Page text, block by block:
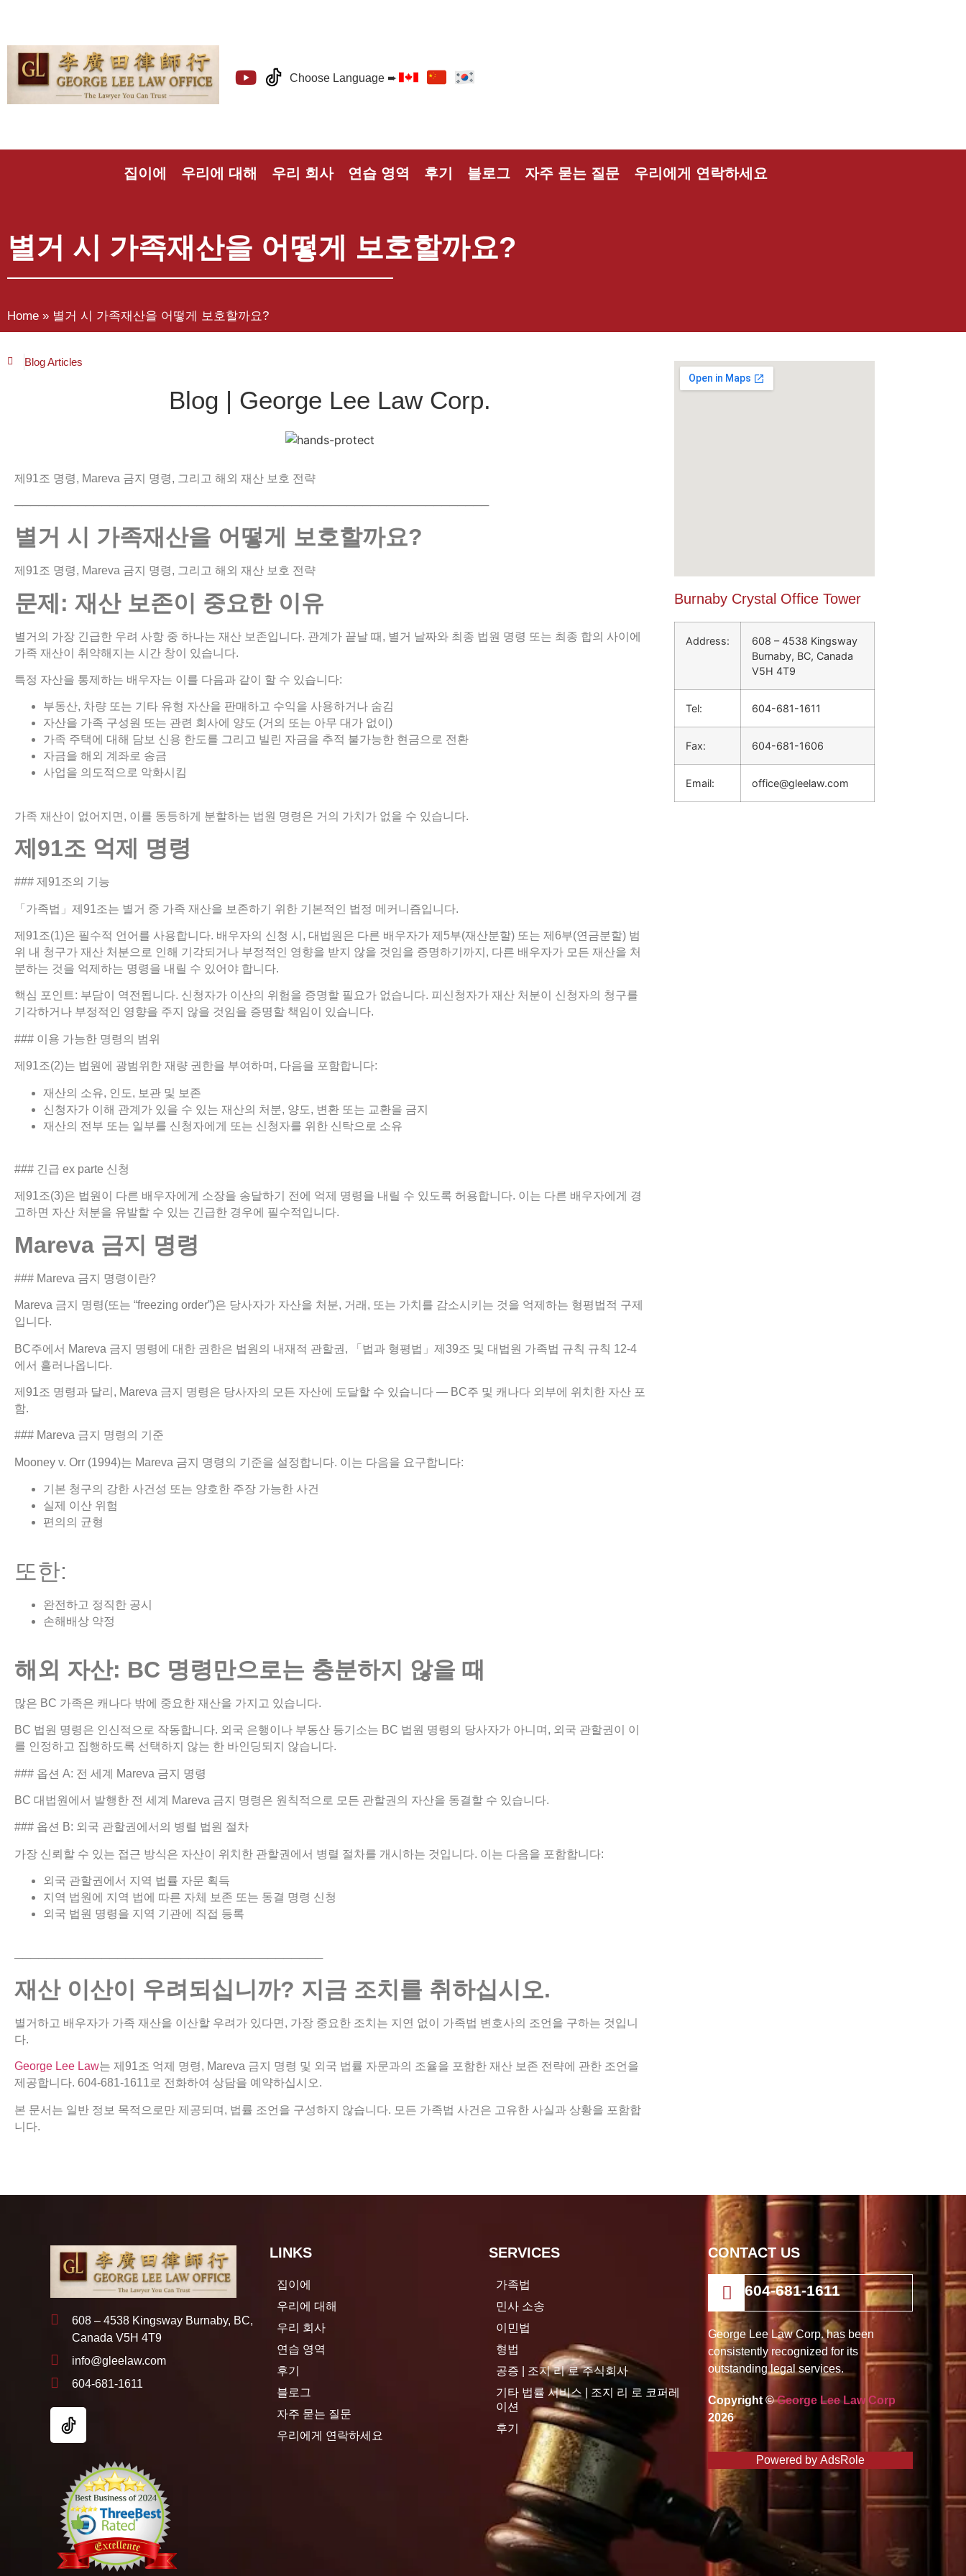
Choose Language ➨
집이에 우리에 대해 우리 회사 연습 영역 후기 블로그 자주 묻는 질문 우리에게 연락하세요
별거 시 가족재산을 어떻게 보호할까요?
Home » 별거 시 가족재산을 어떻게 보호할까요?
Blog Articles
Blog | George Lee Law Corp.
제91조 명령, Mareva 금지 명령, 그리고 해외 재산 보호 전략
────────────────────────────────────────────────────────────
별거 시 가족재산을 어떻게 보호할까요?
제91조 명령, Mareva 금지 명령, 그리고 해외 재산 보호 전략
문제 : 재산 보존이 중요한 이유
별거의 가장 긴급한 우려 사항 중 하나는 재산 보존입니다. 관계가 끝날 때, 별거 날짜와 최종 법원 명령 또는 최종 합의 사이에
가족 재산이 취약해지는 시간 창이 있습니다.
특정 자산을 통제하는 배우자는 이를 다음과 같이 할 수 있습니다:
부동산, 차량 또는 기타 유형 자산을 판매하고 수익을 사용하거나 숨김
자산을 가족 구성원 또는 관련 회사에 양도 (거의 또는 아무 대가 없이)
가족 주택에 대해 담보 신용 한도를 그리고 빌린 자금을 추적 불가능한 현금으로 전환
자금을 해외 계좌로 송금
사업을 의도적으로 악화시킴
가족 재산이 없어지면, 이를 동등하게 분할하는 법원 명령은 거의 가치가 없을 수 있습니다.
제 91조 억제 명령
### 제91조의 기능
「가족법」제91조는 별거 중 가족 재산을 보존하기 위한 기본적인 법정 메커니즘입니다.
제91조(1)은 필수적 언어를 사용합니다. 배우자의 신청 시, 대법원은 다른 배우자가 제5부(재산분할) 또는 제6부(연금분할) 범
위 내 청구가 재산 처분으로 인해 기각되거나 부정적인 영향을 받지 않을 것임을 증명하기까지, 다른 배우자가 모든 재산을 처
분하는 것을 억제하는 명령을 내릴 수 있어야 합니다.
핵심 포인트: 부담이 역전됩니다. 신청자가 이산의 위험을 증명할 필요가 없습니다. 피신청자가 재산 처분이 신청자의 청구를
기각하거나 부정적인 영향을 주지 않을 것임을 증명할 책임이 있습니다.
### 이용 가능한 명령의 범위
제91조(2)는 법원에 광범위한 재량 권한을 부여하며, 다음을 포함합니다:
재산의 소유, 인도, 보관 및 보존
신청자가 이해 관계가 있을 수 있는 재산의 처분, 양도, 변환 또는 교환을 금지
재산의 전부 또는 일부를 신청자에게 또는 신청자를 위한 신탁으로 소유
### 긴급 ex parte 신청
제91조(3)은 법원이 다른 배우자에게 소장을 송달하기 전에 억제 명령을 내릴 수 있도록 허용합니다. 이는 다른 배우자에게 경
고하면 자산 처분을 유발할 수 있는 긴급한 경우에 필수적입니다.
Mareva 금지 명령
### Mareva 금지 명령이란?
Mareva 금지 명령(또는 “freezing order”)은 당사자가 자산을 처분, 거래, 또는 가치를 감소시키는 것을 억제하는 형평법적 구제
입니다.
BC주에서 Mareva 금지 명령에 대한 권한은 법원의 내재적 관할권, 「법과 형평법」제39조 및 대법원 가족법 규칙 규칙 12-4
에서 흘러나옵니다.
제91조 명령과 달리, Mareva 금지 명령은 당사자의 모든 자산에 도달할 수 있습니다 — BC주 및 캐나다 외부에 위치한 자산 포
함.
### Mareva 금지 명령의 기준
Mooney v. Orr (1994)는 Mareva 금지 명령의 기준을 설정합니다. 이는 다음을 요구합니다:
기본 청구의 강한 사건성 또는 양호한 주장 가능한 사건
실제 이산 위험
편의의 균형
또한:
완전하고 정직한 공시
손해배상 약정
해외 자산: BC 명령만으로는 충분하지 않을 때
많은 BC 가족은 캐나다 밖에 중요한 재산을 가지고 있습니다.
BC 법원 명령은 인신적으로 작동합니다. 외국 은행이나 부동산 등기소는 BC 법원 명령의 당사자가 아니며, 외국 관할권이 이
를 인정하고 집행하도록 선택하지 않는 한 바인딩되지 않습니다.
### 옵션 A: 전 세계 Mareva 금지 명령
BC 대법원에서 발행한 전 세계 Mareva 금지 명령은 원칙적으로 모든 관할권의 자산을 동결할 수 있습니다.
### 옵션 B: 외국 관할권에서의 병렬 법원 절차
가장 신뢰할 수 있는 접근 방식은 자산이 위치한 관할권에서 병렬 절차를 개시하는 것입니다. 이는 다음을 포함합니다:
외국 관할권에서 지역 법률 자문 획득
지역 법원에 지역 법에 따른 자체 보존 또는 동결 명령 신청
외국 법원 명령을 지역 기관에 직접 등록
───────────────────────────────────────
재산 이산이 우려되십니까? 지금 조치를 취하십시오.
별거하고 배우자가 가족 재산을 이산할 우려가 있다면, 가장 중요한 조치는 지연 없이 가족법 변호사의 조언을 구하는 것입니
다.
George Lee Law는 제91조 억제 명령, Mareva 금지 명령 및 외국 법률 자문과의 조율을 포함한 재산 보존 전략에 관한 조언을
제공합니다. 604-681-1611로 전화하여 상담을 예약하십시오.
본 문서는 일반 정보 목적으로만 제공되며, 법률 조언을 구성하지 않습니다. 모든 가족법 사건은 고유한 사실과 상황을 포함합
니다.
Burnaby Crystal Office Tower
Address:
608 – 4538 Kingsway
Burnaby, BC, Canada
V5H 4T9
Tel: 604-681-1611
Fax: 604-681-1606
Email: office@gleelaw.com
608 – 4538 Kingsway Burnaby, BC,
Canada V5H 4T9
info@gleelaw.com
604-681-1611
LINKS
집이에
우리에 대해
우리 회사
연습 영역
후기
블로그
자주 묻는 질문
우리에게 연락하세요
SERVICES
가족법
민사 소송
이민법
형법
공증 | 조지 리 로 주식회사
기타 법률 서비스 | 조지 리 로 코퍼레
이션
후기
CONTACT US
604-681-1611
George Lee Law Corp. has been
consistently recognized for its
outstanding legal services.
Copyright ©George Lee Law Corp
2026
Powered by AdsRole